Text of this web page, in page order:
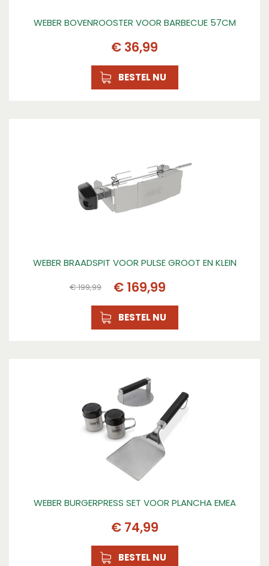
WEBER BOVENROOSTER VOOR BARBECUE 57CM
€ 36,99
BESTEL NU
WEBER BRAADSPIT VOOR PULSE GROOT EN KLEIN
€199,99 € 169,99
BESTEL NU
WEBER BURGERPRESS SET VOOR PLANCHA EMEA
€ 74,99
BESTEL NU